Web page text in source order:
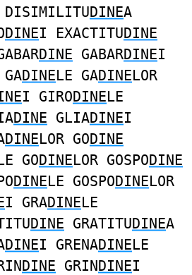
DISIMILITUDINEA
DINEI EXACTITUDINE
DINE GABARDINEI
DINELE GADINELOR
I GIRODINELE
DINE GLIADINEI
DINELOR GODINE
GODINELOR GOSPODINE
DINELE GOSPODINELOR
I GRADINELE
DINE GRATITUDINEA
DINEI GRENADINELE
DINE GRINDINEI